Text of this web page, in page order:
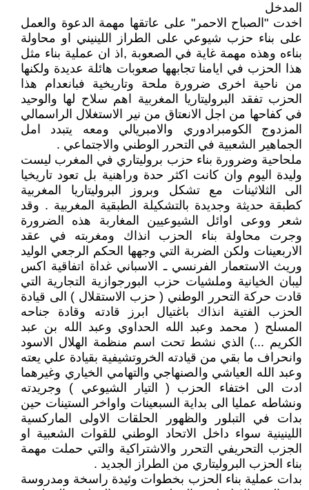
المدخل
اخدت "الصباح الاحمر" على عاتقها مهمة الدعوة والعمل
على بناء حزب شيوعي على الطراز اللينيني او محاولة
بناءه وهذه مهمة غاية في الصعوبة ,اذ ان عملية بناء مثل
هذا الحزب في ايامنا تجابهها صعوبات هائلة عديدة ولكنها
من ناحية اخرى ضرورة ملحة وتاريخية فبانعدام هذا
الحزب تفقد البروليتاريا المغربية اهم سلاح لها والوحيد
في كفاحها من اجل الانعتاق من نير الاستغلال الراسمالي
المزدوج الكومبرادوري والامبريالي ومعه يتبدد امل
الجماهير الشعبية في التحرر الوطني والاجتماعي .
ملحاحية وضرورة بناء حزب بروليتاري في المغرب ليست
وليدة اليوم وان كانت اكثر حدة وراهنية بل تعود تاريخيا
الى الثلاثينات مع تشكل وبروز البروليتاريا المغربية
كطبقة حديثة وجديدة بالتشكيلة الطبقية المغربية . وقد
شعر ووعى اوائل الشيوعيين المغاربة هذه الضرورة
وجرت محاولة بناء الحزب انذاك ومغربته في عقد
الاربعينات ولكن الضربة التي وجهها الحكم الرجعي الوليد
وريث الاستعمار الفرنسي ـ الاسباني غداة اتفاقية اكس
ليبان الخيانية وملشيات حزب البورجوازية التجارية التي
قادت حركة التحرر الوطني ( حزب الاستقلال ) الى قيادة
الحزب الفتية انذاك باغتيال ابرز قادته وقادة جناحه
المسلح ( محمد وعبد الله الحداوي وعبد الله بن عبد
الكريم ...) الذي نشط تحت اسم منظمة الهلال الاسود
وانحراف ما بقي من قيادته الخروتشيفية بقيادة علي يعته
وعبد الله العياشي والصنهاجي والتهامي الخياري وغيرهما
ادت الى اختفاء الحزب ( التيار الشيوعي ) وجريدته
ونشاطه عمليا الى بداية السبعينات واواخر الستينات حين
بدات في التبلور والظهور الحلقات الاولى الماركسية
اللينينية سواء داخل الاتحاد الوطني للقوات الشعبية او
الجزب التحريفي التحرر والاشتراكية والتي حملت مهمة
بناء الحزب البروليتاري من الطراز الجديد .
بدات عملية بناء الحزب بخطوات وئيدة راسخة ومدروسة